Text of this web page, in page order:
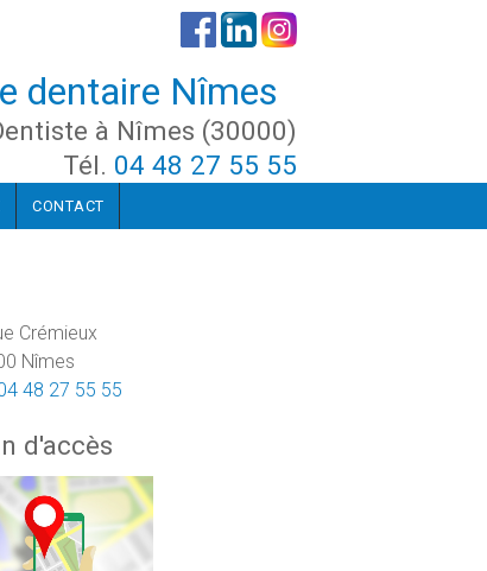
dentaire Nîmes
à Nîmes (30000)
Tél. 04 48 27 55 55
CONTACT
Crémieux
Nîmes
48 27 55 55
d'accès